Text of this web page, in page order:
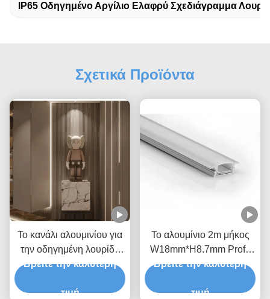
IP65 Οδηγημένο Αργίλιο Ελαφρύ Σχεδιάγραμμα
Σχετικά Προϊόντα
Το κανάλι αλουμινίου για
την οδηγημένη λουρίδα
οδήγησε το κανάλι των
IP65 H8.7mm για το
Βρείτε την καλύτερη
τιμή
Το αλουμίνιο 2m μήκος
W18mm*H8.7mm Profil
στεγανοποιεί το κανάλι
φως διακοσμήσεων
Βρείτε την καλύτερη
τιμή